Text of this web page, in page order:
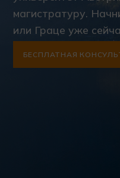
магистратуру.
или Граце уже
БЕСПЛАТНАЯ